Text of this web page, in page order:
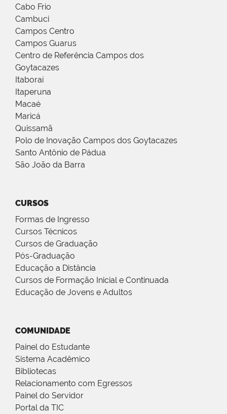
Cabo Frio
Cambuci
Campos Centro
Campos Guarus
Centro de Referência Campos dos
Goytacazes
Itaboraí
Itaperuna
Macaé
Maricá
Quissamã
Polo de Inovação Campos dos Goytacazes
Santo Antônio de Pádua
São João da Barra
CURSOS
Formas de Ingresso
Cursos Técnicos
Cursos de Graduação
Pós-Graduação
Educação a Distância
Cursos de Formação Inicial e Continuada
Educação de Jovens e Adultos
COMUNIDADE
Painel do Estudante
Sistema Acadêmico
Bibliotecas
Relacionamento com Egressos
Painel do Servidor
Portal da TIC